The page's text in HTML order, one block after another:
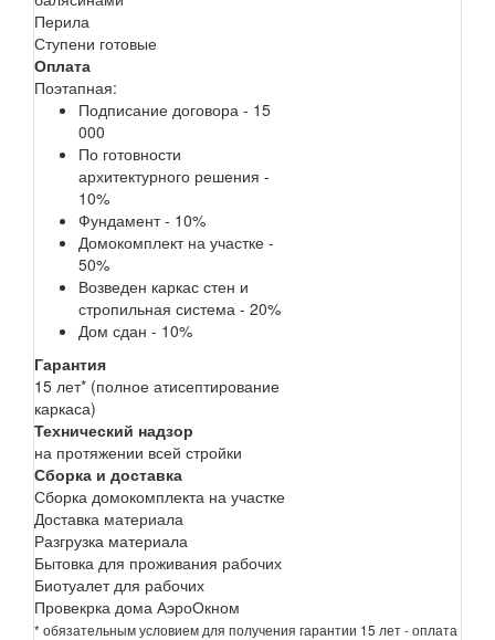
Перила
Ступени готовые
Оплата
Поэтапная:
Подписание договора - 15
000
По готовности
архитектурного решения -
10%
Фундамент - 10%
Домокомплект на участке -
50%
Возведен каркас стен и
стропильная система - 20%
Дом сдан - 10%
Гарантия
15 лет* (полное атисептирование
каркаса)
Технический надзор
на протяжении всей стройки
Сборка и доставка
Сборка домокомплекта на участке
Доставка материала
Разгрузка материала
Бытовка для проживания рабочих
Биотуалет для рабочих
Провекрка дома АэроОкном
* обязательным условием для получения гарантии 15 лет - оплата